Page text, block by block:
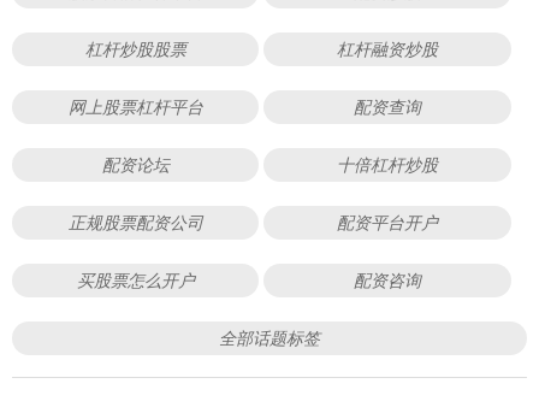
杠杆炒股股票 杠杆融资炒股
网上股票杠杆平台 配资查询
配资论坛 十倍杠杆炒股
正规股票配资公司 配资平台开户
买股票怎么开户 配资咨询
全部话题标签